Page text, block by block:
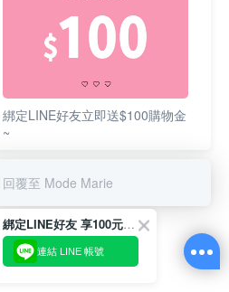
綁定LINE好友立即送$100購物金
~
回覆至 Mode Marie
綁定LINE好友 享100元折價券
連結 LINE 帳號